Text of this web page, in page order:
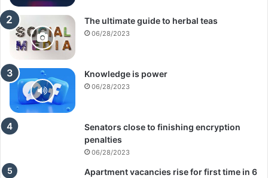
The ultimate guide to herbal teas
06/28/2023
Knowledge is power
06/28/2023
Senators close to finishing encryption
penalties
06/28/2023
Apartment vacancies rise for first time in 6